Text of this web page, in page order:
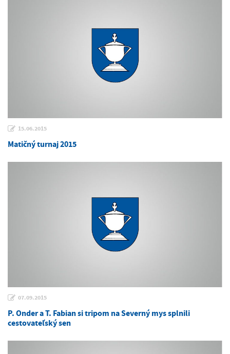
15.06.2015
Matičný turnaj 2015
07.09.2015
P. Onder a T. Fabian si tripom na Severný mys splnili
cestovateľský sen